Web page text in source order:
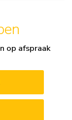
op afspraak